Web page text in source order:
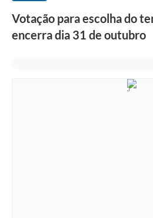
Votação para escolha do
encerra dia 31 de outubro